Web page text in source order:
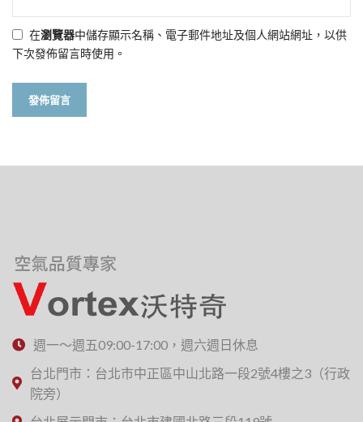
在瀏覽器中儲存顯示名稱、電子郵件地址及個人網站網址，以供
下次發佈留言時使用。
週一～週五09:00-17:00，週六週日休息
台北門市：台北市中正區中山北路一段2號4樓之3（行政
院旁）